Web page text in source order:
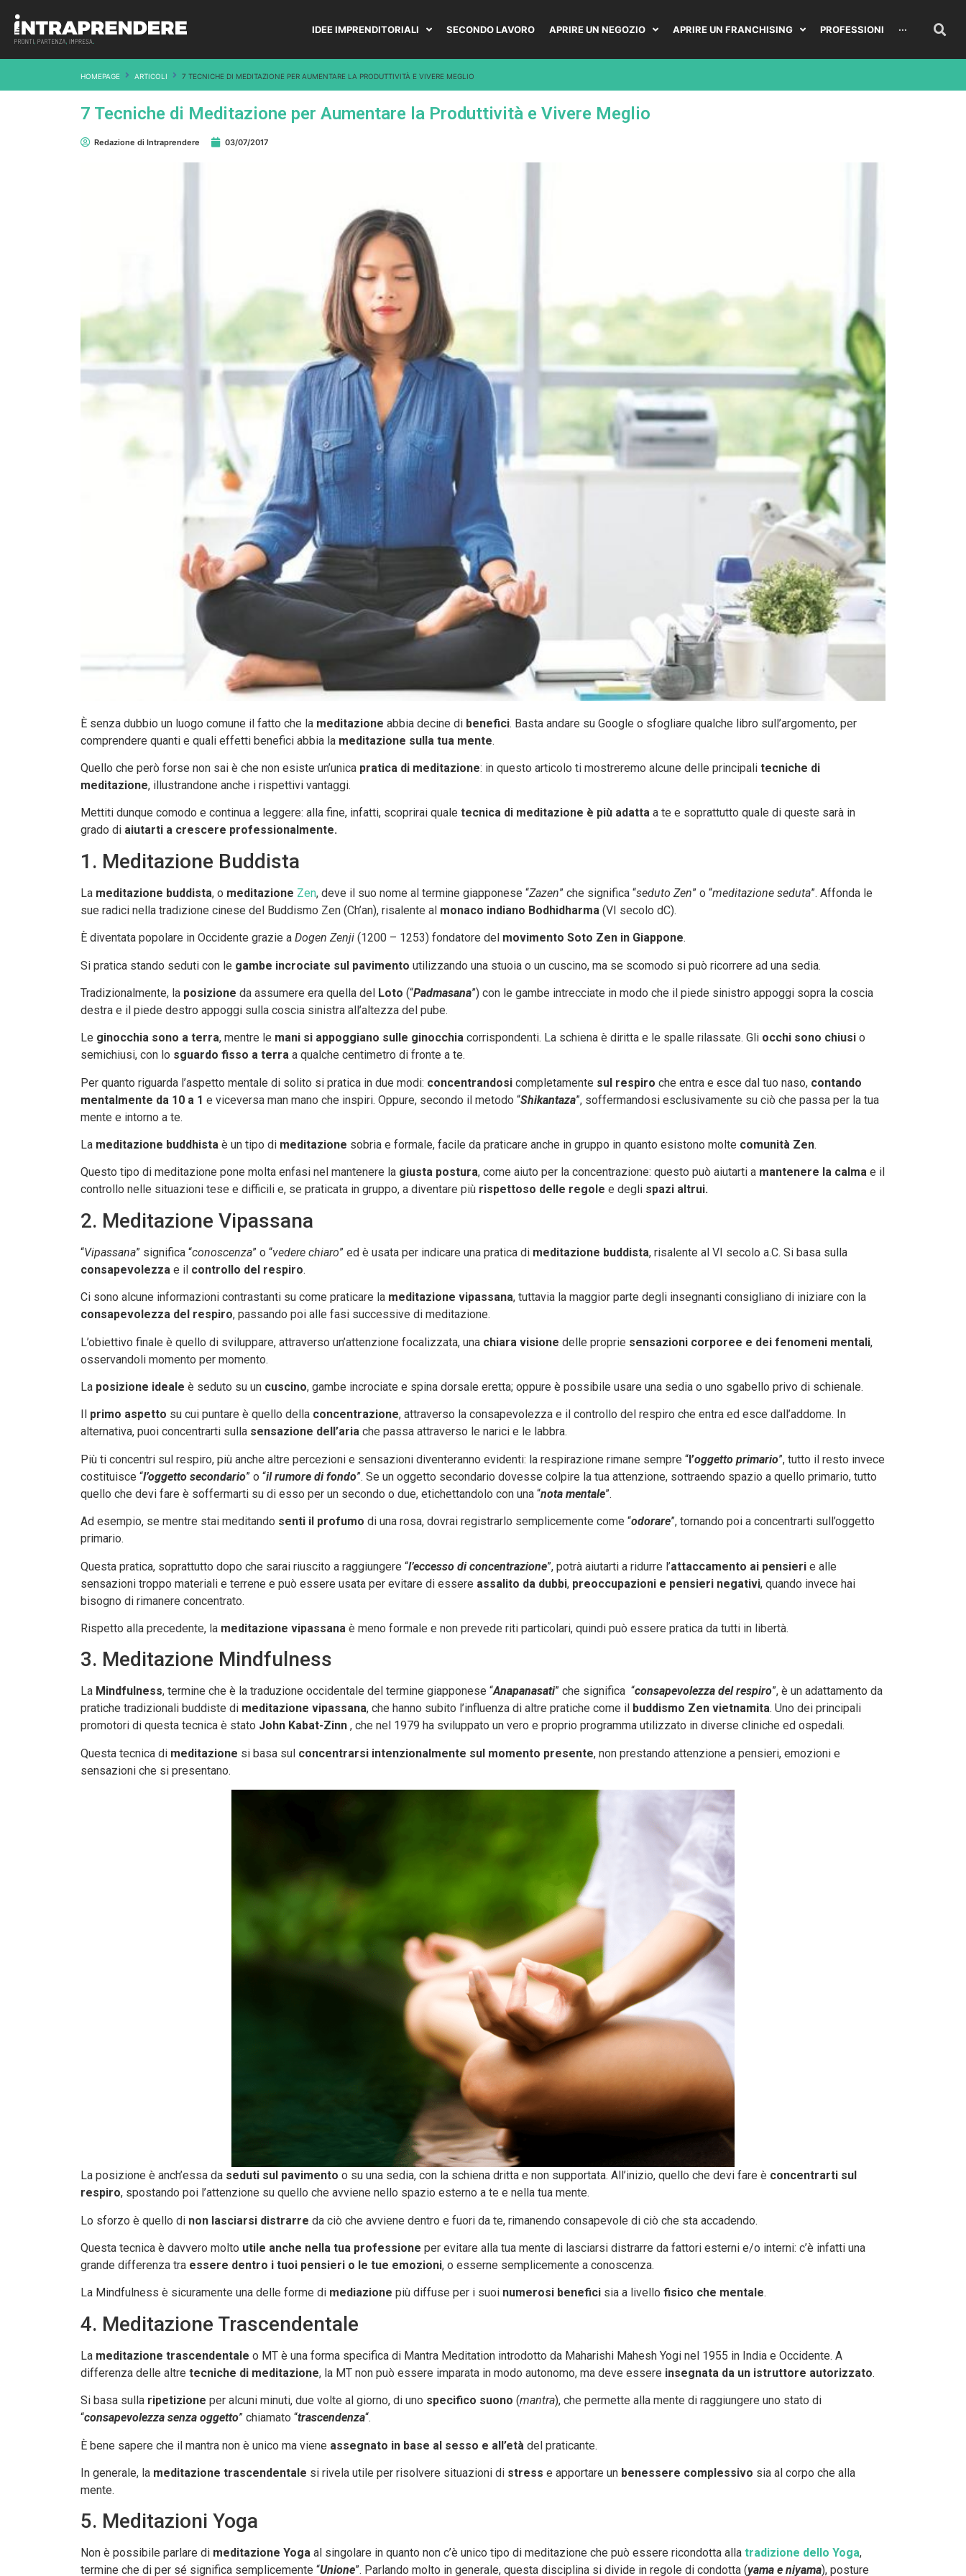
IDEE IMPRENDITORIALI SECONDO LAVORO APRIRE UN NEGOZIO APRIRE UN FRANCHISING PROFESSIONI ···
HOMEPAGE ARTICOLI 7 TECNICHE DI MEDITAZIONE PER AUMENTARE LA PRODUTTIVITÀ E VIVERE MEGLIO
7 Tecniche di Meditazione per Aumentare la Produttività e Vivere Meglio
Redazione di Intraprendere 03/07/2017
È senza dubbio un luogo comune il fatto che la meditazione abbia decine di benefici. Basta andare su Google o sfogliare qualche libro sull’argomento, per
comprendere quanti e quali effetti benefici abbia la meditazione sulla tua mente.
Quello che però forse non sai è che non esiste un’unica pratica di meditazione: in questo articolo ti mostreremo alcune delle principali tecniche di
meditazione, illustrandone anche i rispettivi vantaggi.
Mettiti dunque comodo e continua a leggere: alla fine, infatti, scoprirai quale tecnica di meditazione è più adatta a te e soprattutto quale di queste sarà in
grado di aiutarti a crescere professionalmente.
1. Meditazione Buddista
La meditazione buddista, o meditazione Zen, deve il suo nome al termine giapponese “Zazen” che significa “seduto Zen” o “meditazione seduta”. Affonda le
sue radici nella tradizione cinese del Buddismo Zen (Ch’an), risalente al monaco indiano Bodhidharma (VI secolo dC).
È diventata popolare in Occidente grazie a Dogen Zenji (1200 – 1253) fondatore del movimento Soto Zen in Giappone.
Si pratica stando seduti con le gambe incrociate sul pavimento utilizzando una stuoia o un cuscino, ma se scomodo si può ricorrere ad una sedia.
Tradizionalmente, la posizione da assumere era quella del Loto (“Padmasana”) con le gambe intrecciate in modo che il piede sinistro appoggi sopra la coscia
destra e il piede destro appoggi sulla coscia sinistra all’altezza del pube.
Le ginocchia sono a terra, mentre le mani si appoggiano sulle ginocchia corrispondenti. La schiena è diritta e le spalle rilassate. Gli occhi sono chiusi o
semichiusi, con lo sguardo fisso a terra a qualche centimetro di fronte a te.
Per quanto riguarda l’aspetto mentale di solito si pratica in due modi: concentrandosi completamente sul respiro che entra e esce dal tuo naso, contando
mentalmente da 10 a 1 e viceversa man mano che inspiri. Oppure, secondo il metodo “Shikantaza”, soffermandosi esclusivamente su ciò che passa per la tua
mente e intorno a te.
La meditazione buddhista è un tipo di meditazione sobria e formale, facile da praticare anche in gruppo in quanto esistono molte comunità Zen.
Questo tipo di meditazione pone molta enfasi nel mantenere la giusta postura, come aiuto per la concentrazione: questo può aiutarti a mantenere la calma e il
controllo nelle situazioni tese e difficili e, se praticata in gruppo, a diventare più rispettoso delle regole e degli spazi altrui.
2. Meditazione Vipassana
“Vipassana” significa “conoscenza” o “vedere chiaro” ed è usata per indicare una pratica di meditazione buddista, risalente al VI secolo a.C. Si basa sulla
consapevolezza e il controllo del respiro.
Ci sono alcune informazioni contrastanti su come praticare la meditazione vipassana, tuttavia la maggior parte degli insegnanti consigliano di iniziare con la
consapevolezza del respiro, passando poi alle fasi successive di meditazione.
L’obiettivo finale è quello di sviluppare, attraverso un’attenzione focalizzata, una chiara visione delle proprie sensazioni corporee e dei fenomeni mentali,
osservandoli momento per momento.
La posizione ideale è seduto su un cuscino, gambe incrociate e spina dorsale eretta; oppure è possibile usare una sedia o uno sgabello privo di schienale.
primo aspetto su cui puntare è quello della concentrazione, attraverso la consapevolezza e il controllo del respiro che entra ed esce dall’addome. In
alternativa, puoi concentrarti sulla sensazione dell’aria che passa attraverso le narici e le labbra.
Più ti concentri sul respiro, più anche altre percezioni e sensazioni diventeranno evidenti: la respirazione rimane sempre “l’oggetto primario”, tutto il resto invece
costituisce “l’oggetto secondario” o “il rumore di fondo”. Se un oggetto secondario dovesse colpire la tua attenzione, sottraendo spazio a quello primario, tutto
quello che devi fare è soffermarti su di esso per un secondo o due, etichettandolo con una “nota mentale”.
Ad esempio, se mentre stai meditando senti il profumo di una rosa, dovrai registrarlo semplicemente come “odorare”, tornando poi a concentrarti sull’oggetto
primario.
Questa pratica, soprattutto dopo che sarai riuscito a raggiungere “l’eccesso di concentrazione”, potrà aiutarti a ridurre l’attaccamento ai pensieri e alle
sensazioni troppo materiali e terrene e può essere usata per evitare di essere assalito da dubbi, preoccupazioni e pensieri negativi, quando invece hai
bisogno di rimanere concentrato.
Rispetto alla precedente, la meditazione vipassana è meno formale e non prevede riti particolari, quindi può essere pratica da tutti in libertà.
3. Meditazione Mindfulness
La Mindfulness, termine che è la traduzione occidentale del termine giapponese “Anapanasati” che significa “consapevolezza del respiro”, è un adattamento da
pratiche tradizionali buddiste di meditazione vipassana, che hanno subito l’influenza di altre pratiche come il buddismo Zen vietnamita. Uno dei principali
promotori di questa tecnica è stato John Kabat-Zinn , che nel 1979 ha sviluppato un vero e proprio programma utilizzato in diverse cliniche ed ospedali.
Questa tecnica di meditazione si basa sul concentrarsi intenzionalmente sul momento presente, non prestando attenzione a pensieri, emozioni e
sensazioni che si presentano.
La posizione è anch’essa da seduti sul pavimento o su una sedia, con la schiena dritta e non supportata. All’inizio, quello che devi fare è concentrarti sul
respiro, spostando poi l’attenzione su quello che avviene nello spazio esterno a te e nella tua mente.
Lo sforzo è quello di non lasciarsi distrarre da ciò che avviene dentro e fuori da te, rimanendo consapevole di ciò che sta accadendo.
Questa tecnica è davvero molto utile anche nella tua professione per evitare alla tua mente di lasciarsi distrarre da fattori esterni e/o interni: c’è infatti una
grande differenza tra essere dentro i tuoi pensieri o le tue emozioni, o esserne semplicemente a conoscenza.
La Mindfulness è sicuramente una delle forme di mediazione più diffuse per i suoi numerosi benefici sia a livello fisico che mentale.
4. Meditazione Trascendentale
La meditazione trascendentale o MT è una forma specifica di Mantra Meditation introdotto da Maharishi Mahesh Yogi nel 1955 in India e Occidente. A
differenza delle altre tecniche di meditazione, la MT non può essere imparata in modo autonomo, ma deve essere insegnata da un istruttore autorizzato.
Si basa sulla ripetizione per alcuni minuti, due volte al giorno, di uno specifico suono (mantra), che permette alla mente di raggiungere uno stato di
“consapevolezza senza oggetto” chiamato “trascendenza“.
È bene sapere che il mantra non è unico ma viene assegnato in base al sesso e all’età del praticante.
In generale, la meditazione trascendentale si rivela utile per risolvere situazioni di stress e apportare un benessere complessivo sia al corpo che alla
mente.
5. Meditazioni Yoga
Non è possibile parlare di meditazione Yoga al singolare in quanto non c’è unico tipo di meditazione che può essere ricondotta alla tradizione dello Yoga,
termine che di per sé significa semplicemente “Unione”. Parlando molto in generale, questa disciplina si divide in regole di condotta (yama e niyama), posture